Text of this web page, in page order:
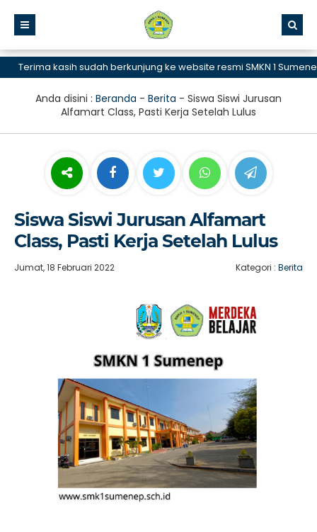
Terima kasih sudah berkunjung ke website resmi SMKN 1 Sumenep,
Anda disini : Beranda - Berita - Siswa Siswi Jurusan
Alfamart Class, Pasti Kerja Setelah Lulus
Siswa Siswi Jurusan Alfamart
Class, Pasti Kerja Setelah Lulus
Jumat, 18 Februari 2022 Kategori : Berita